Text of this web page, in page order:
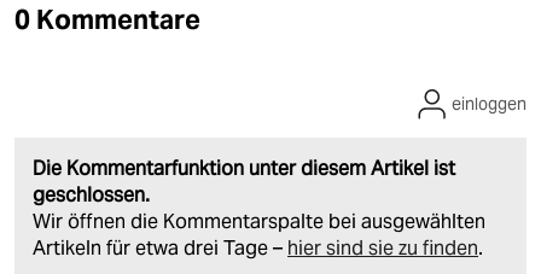
0 Kommentare
Die Kommentarfunktion unter diesem Artikel ist
geschlossen.
Wir öffnen die Kommentarspalte bei ausgewählten
Artikeln für etwa drei Tage – hier sind sie zu finden.
einloggen